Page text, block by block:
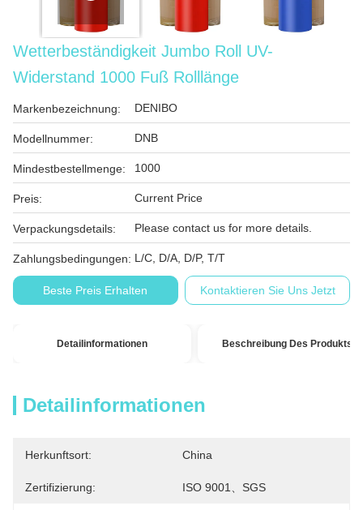
Wetterbeständigkeit Jumbo Roll UV-
Widerstand 1000 Fuß Rolllänge
Markenbezeichnung: DENIBO
Modellnummer: DNB
Mindestbestellmenge: 1000
Preis: Current Price
Verpackungsdetails: Please contact us for more details.
Zahlungsbedingungen: L/C, D/A, D/P, T/T
Beste Preis Erhalten Kontaktieren Sie Uns Jetzt
Detailinformationen Beschreibung Des Produkts
Detailinformationen
Herkunftsort: China
Zertifizierung: ISO 9001、SGS